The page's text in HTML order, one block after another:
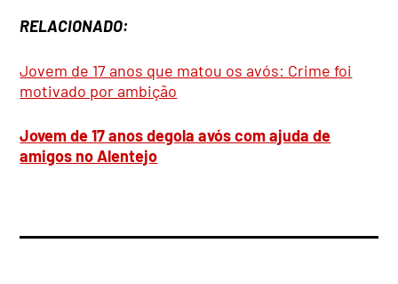
RELACIONADO:
Jovem de 17 anos que matou os avós: Crime foi
motivado por ambição
Jovem de 17 anos degola avós com ajuda de
amigos no Alentejo